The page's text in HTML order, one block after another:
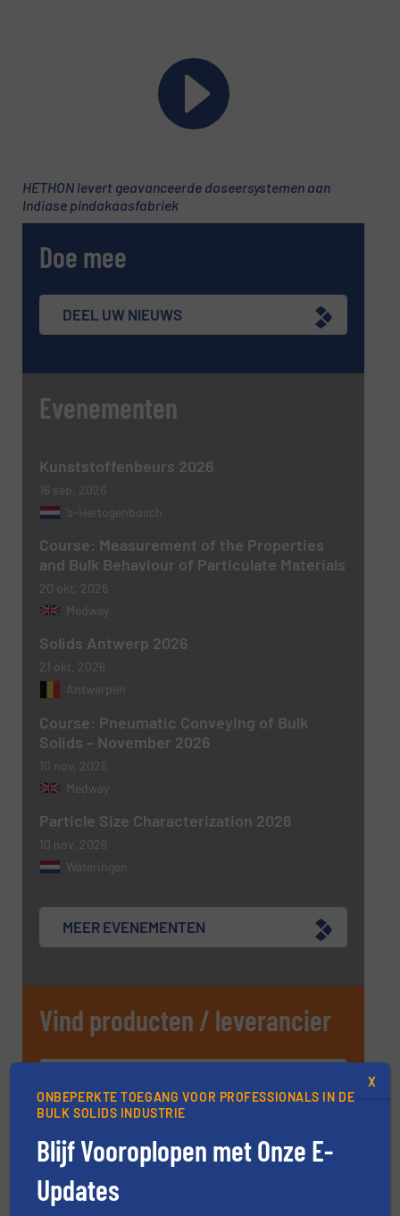
HETHON levert geavanceerde doseersystemen aan
Indiase pindakaasfabriek
Doe mee
DEEL UW NIEUWS
Evenementen
Kunststoffenbeurs 2026
16 sep, 2026
’s-Hertogenbosch
Course: Measurement of the Properties
and Bulk Behaviour of Particulate Materials
20 okt, 2026
Medway
Solids Antwerp 2026
21 okt, 2026
Antwerpen
Course: Pneumatic Conveying of Bulk
Solids – November 2026
10 nov, 2026
Medway
Particle Size Characterization 2026
10 nov, 2026
Wateringen
MEER EVENEMENTEN
Vind producten / leverancier
ZOEK BEDRIJF A - Z
ONBEPERKTE TOEGANG VOOR PROFESSIONALS IN DE
BULK SOLIDS INDUSTRIE
Blijf Vooroplopen met Onze E-
Updates
X